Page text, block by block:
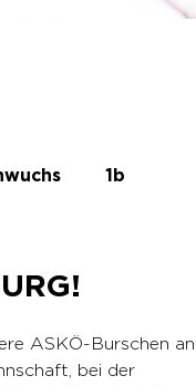
1b
ASKÖ-Burschen an.
bei der